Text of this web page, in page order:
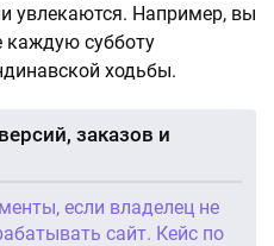
увлекаются. Например, вы
каждую субботу
ходьбы.
заказов и
если владелец не
сайт. Кейс по